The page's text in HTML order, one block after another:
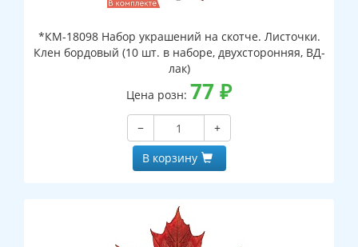
*КМ-18098 Набор украшений на скотче. Листочки.
Клен бордовый (10 шт. в наборе, двухсторонняя, ВД-
лак)
Цена розн: 77 ₽
−
+
В корзину